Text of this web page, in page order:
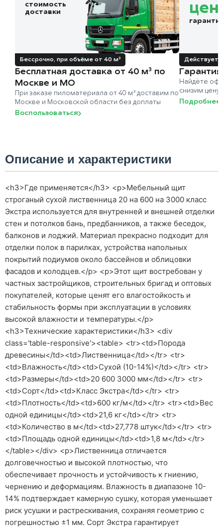
стоимость
доставки
Бессрочно, при объёме от 40 м³
Бесплатная доставка от 40 м³ по
Москве и МО
При заказе пиломатериала от 40 м³ доставим по
Москве и Московской области без доплаты
Воспользоваться
Действует
Найдёте
снизим
Подробнее
Описание и характеристики
<h3>Где применяется</h3> <p>Мебельный щит
строганый сухой лиственница 20 на 600 на 3000 класс
Экстра используется для внутренней и внешней отделки
стен и потолков бань, предбанников, а также беседок,
балконов и лоджий. Материал прекрасно подходит для
отделки полок в парилках, устройства напольных
покрытий подиумов около бассейнов и облицовки
фасадов и колодцев.</p> <p>Этот щит востребован у
частных застройщиков, строительных бригад и оптовых
покупателей, которые ценят его влагостойкость и
стабильность формы при эксплуатации в условиях
высокой влажности и температуры.</p>
<h3>Технические характеристики</h3> <div
class='table-responsive'><table> <tr><td>Порода
древесины</td><td>Лиственница</td></tr> <tr>
<td>Влажность</td><td>Сухой (10-14%)</td></tr> <tr>
<td>Размеры</td><td>20 600 3000 мм</td></tr> <tr>
<td>Сорт</td><td>Класс Экстра</td></tr> <tr>
<td>Плотность</td><td>600 кг/м</td></tr> <tr><td>Вес
одной единицы</td><td>21,6 кг</td></tr> <tr>
<td>Количество в м</td><td>27,778 штук</td></tr> <tr>
<td>Площадь одной единицы</td><td>1,8 м</td></tr>
</table></div> <p>Лиственница отличается
долговечностью и высокой плотностью, что
обеспечивает прочность и устойчивость к гниению,
чернению и деформациям. Влажность в диапазоне 10-
14% подтверждает камерную сушку, которая уменьшает
риск усушки и растрескивания, сохраняя геометрию с
погрешностью ±1 мм. Сорт Экстра гарантирует